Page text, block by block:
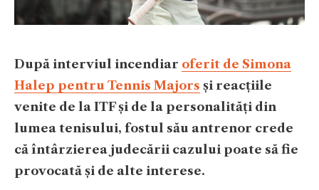
După interviul incendiar oferit de Simona
Halep pentru Tennis Majors și reacțiile
venite de la ITF și de la personalități din
lumea tenisului, fostul său antrenor crede
că întârzierea judecării cazului poate să fie
provocată și de alte interese.